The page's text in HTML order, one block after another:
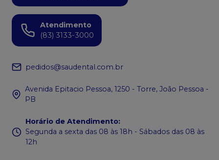
Atendimento
(83) 3133-3000
pedidos@saudental.com.br
Avenida Epitacio Pessoa, 1250 - Torre, João Pessoa -
PB
Horário de Atendimento:
Segunda a sexta das 08 às 18h - Sábados das 08 às
12h